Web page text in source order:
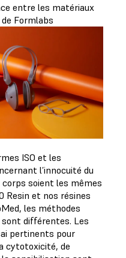
entre les matériaux
Formlabs
ISO et les
l’innocuité du
soient les mêmes
Resin et nos résines
les méthodes
sont différentes. Les
pertinents pour
cytotoxicité, de